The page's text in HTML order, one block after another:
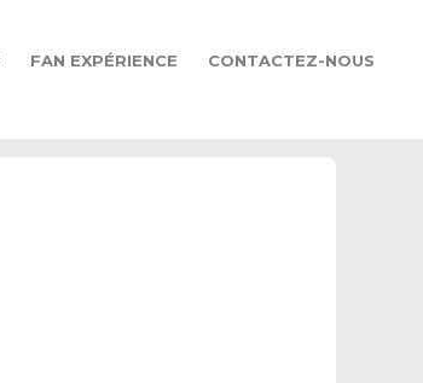
FAN EXPÉRIENCE CONTACTEZ-NOUS